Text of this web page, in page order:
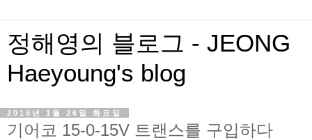
정해영의 블로그 - JEONG
Haeyoung's blog
2016년 1월 26일 화요일
기어코 15-0-15V 트랜스를 구입하다